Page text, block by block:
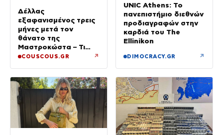
Δέλλας
εξαφανισμένος τρεις
μήνες μετά τον
θάνατο της
Μαστροκώστα – Τι
ζήτησε από την κόρη
COUSCOUS.GR ↗
UNIC Athens: Το
πανεπιστήμιο διεθνών
προδιαγραφών στην
καρδιά του The
Ellinikon
DIMOCRACY.GR ↗